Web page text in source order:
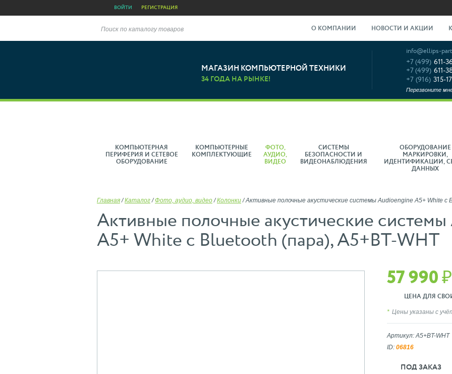
ВОЙТИ РЕГИСТРАЦИЯ
Поиск по каталогу товаров О КОМПАНИИ НОВОСТИ И АКЦИИ
МАГАЗИН КОМПЬЮТЕРНОЙ ТЕХНИКИ
34 ГОДА НА РЫНКЕ!
info@ellips-
+7 (499) 611-
+7 (499) 611-
+7 (916) 315-
Перезвоните
КОМПЬЮТЕРНАЯ
ПЕРИФЕРИЯ И СЕТЕВОЕ
ОБОРУДОВАНИЕ
КОМПЬЮТЕРНЫЕ
КОМПЛЕКТУЮЩИЕ
ФОТО,
АУДИО,
ВИДЕО
СИСТЕМЫ
БЕЗОПАСНОСТИ И
ВИДЕОНАБЛЮДЕНИЯ
ОБОРУДОВАНИЕ
МАРКИРОВКИ,
ИДЕНТИФИКАЦИИ,
ДАННЫХ
Главная /Каталог /Фото, аудио, видео /Колонки /Активные полочные акустические системы Audioengine A5+ White с
Активные полочные акустические
A5+ White с Bluetooth (пара), A5+BT-WHT
57 990 ₽
ЦЕНА ДЛЯ
Цены указаны с
Артикул: A5+BT-WHT
ID: 06816
ПОД ЗАКАЗ